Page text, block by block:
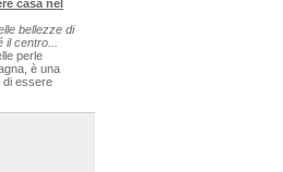
casa nel
bellezze di
centro...
perle
è una
di essere